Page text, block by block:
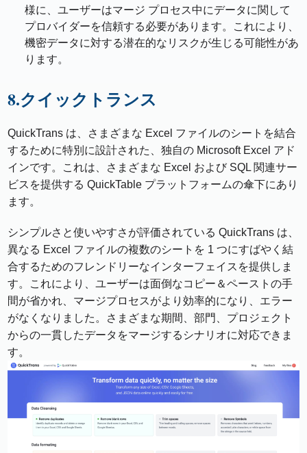
様に、ユーザーはマージ プロセス中にデータに関して
プロバイダーを信頼する必要があります。これにより、
機密データに対する潜在的なリスクが生じる可能性があ
ります。
8.クイックトランス
QuickTrans は、さまざまな Excel ファイルのシートを結合
するために特別に設計された、独自の Microsoft Excel アド
インです。これは、さまざまな Excel および SQL 関連サー
ビスを提供する QuickTable プラットフォームの傘下にあり
ます。
シンプルさと使いやすさが評価されている QuickTrans は、
異なる Excel ファイルの複数のシートを 1 つにすばやく結
合するためのフレンドリーなインターフェイスを提供しま
す。これにより、ユーザーは面倒なコピー＆ペーストの手
間が省かれ、マージプロセスがより効率的になり、エラー
がなくなりました。さまざまな期間、部門、プロジェクト
からの一貫したデータをマージするシナリオに対応できま
す。